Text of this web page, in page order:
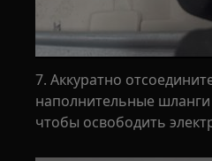
7. Аккуратно
наполнительные шланги
чтобы освободить